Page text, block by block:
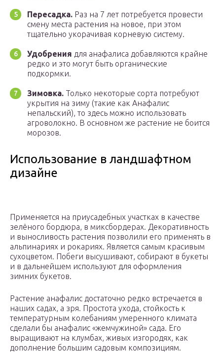
Пересадка. Раз на 7 лет потребуется провести
смену места растения на новое, при этом
тщательно укорачивая корневую систему.
Удобрения для анафалиса добавляются крайне
редко и это могут быть органические
подкормки.
Зимовка. Только некоторые сорта потребуют
укрытия на зиму (такие как Анафалис
непальский), то здесь можно использовать
агроволокно. В основном же растение не боится
морозов.
Использование в ландшафтном
дизайне
Применяется на приусадебных участках в качестве
зелёного бордюра, в миксбордерах. Декоративность
и выносливость растения позволили его применять в
альпинариях и рокариях. Является самым красивым
сухоцветом. Побеги высушивают, собирают в букеты
и в дальнейшем используют для оформления
зимних букетов.
Растение анафалис достаточно редко встречается в
наших садах, а зря. Простота ухода, стойкость к
температурным колебаниям умеренного климата
сделали бы анафалис «жемчужиной» сада. Его
выращивают на клумбах, живых изгородях, как
дополнение большим садовым композициям.